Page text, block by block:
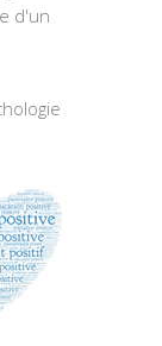
d'un